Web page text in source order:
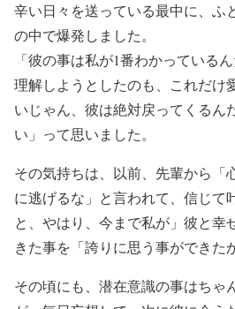
辛い日々を送っている最中に、ふ
の中で爆発しました。
「彼の事は私が1番わかっている
理解しようとしたのも、これだけ
いじゃん、彼は絶対戻ってくるん
い」って思いました。
その気持ちは、以前、先輩から「
に逃げるな」と言われて、信じて
と、やはり、今まで私が」彼と幸
きた事を「誇りに思う事ができた
その頃にも、潜在意識の事はちゃ